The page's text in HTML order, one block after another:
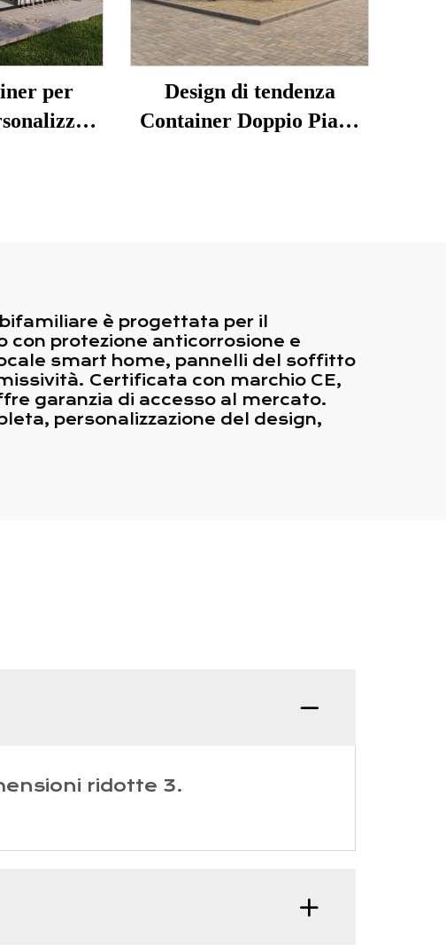
per
Design di tendenza
Container Doppio Piano
è progettata per il
protezione anticorrosione e
smart home, pannelli del soffitto
Certificata con marchio CE,
garanzia di accesso al mercato.
personalizzazione del design,
ridotte 3.